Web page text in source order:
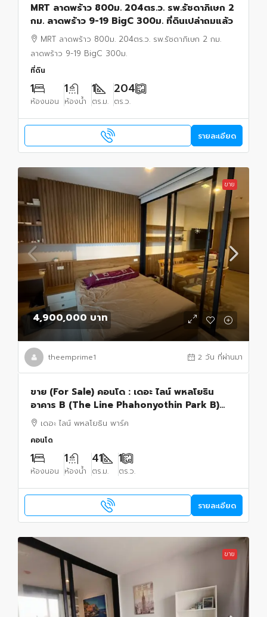
MRT ลาดพร้าว 800ม. 204ตร.ว. รพ.รัชดาภิเษก 2
กม. ลาดพร้าว 9-19 BigC 300ม. ที่ดินเปล่าถมแล้ว
MRT ลาดพร้าว 800ม. 204ตร.ว. รพ.รัชดาภิเษก 2 กม.
ลาดพร้าว 9-19 BigC 300ม.
ที่ดิน
1
ห้องนอน
1
ห้องน้ำ
1
ตร.ม.
204
ตร.ว.
รายละเอียด
ขาย
4,900,000 บาท
theemprime1 2 วัน ที่ผ่านมา
ขาย (For Sale) คอนโด : เดอะ ไลน์ พหลโยธิน
อาคาร B (The Line Phahonyothin Park B)
ประเภท : 1 ห้องนอน 1 ห้องน้ำ พื้นที่ : 41 ตรม.
เดอะ ไลน์ พหลโยธิน พาร์ค
คอนโด
1
ห้องนอน
1
ห้องน้ำ
41
ตร.ม.
1
ตร.ว.
รายละเอียด
ขาย